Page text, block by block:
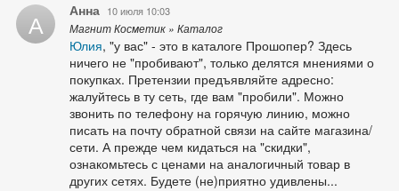
А Анна 10 июля 10:03
Магнит Косметик » Каталог
Юлия, "у вас" - это в каталоге Прошопер? Здесь
ничего не "пробивают", только делятся мнениями о
покупках. Претензии предъявляйте адресно:
жалуйтесь в ту сеть, где вам "пробили". Можно
звонить по телефону на горячую линию, можно
писать на почту обратной связи на сайте магазина/
сети. А прежде чем кидаться на "скидки",
ознакомьтесь с ценами на аналогичный товар в
других сетях. Будете (не)приятно удивлены...